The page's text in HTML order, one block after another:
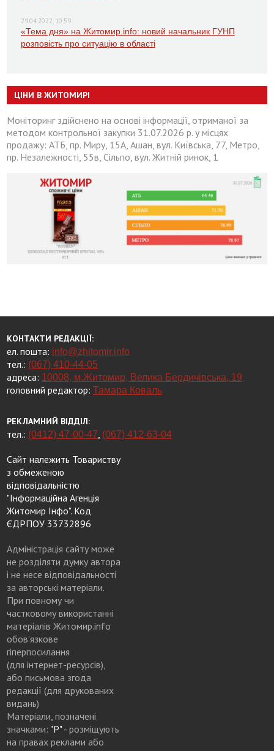
29.04.2022, 10:59
«Тема дня» на Житомир.info: новий начальник ГУНП
розповість про ситуацію в області
ЦІНИ В ЖИТОМИРІ
Моніторинг здійснено на основі інформації, отриманої за
методом контрольної закупки 31.07.2026 р. у місцях
продажу: АТБ, пр. Миру, 15А, Ашан, вул. Київська, 77, Метро,
пр. Незалежності, 55в, Сільпо, вул. Житній ринок, 1
КОНТАКТИ РЕДАКЦІЇ:
ел. пошта: info@zhitomir.info
тел.: (067) 410-44-05
адреса: 10008, м.Житомир, Велика Бердичівська, 19
головний редактор:Тамара Коваль
РЕКЛАМНИЙ ВІДДІЛ:
тел.: (0412) 47-00-47 (067) 412-63-04
Сайт належить Товариству
з обмеженою
відповідальністю
"Інформаційна Агенція
Житомир Інфо". Код
ЄДРПОУ 33732896
Адміністрація сайту може
не розділяти думку автора
і не несе відповідальності
за авторські матеріали.
При повному чи
частковому використанні
матеріалів Житомир.info
обов’язкове
гіперпосилання
(для інтернет-ресурсів),
або письмова згода
редакції (для друкованих
видань)
Матеріали, позначені
значками: "Р"- розміщують
на правах реклами або